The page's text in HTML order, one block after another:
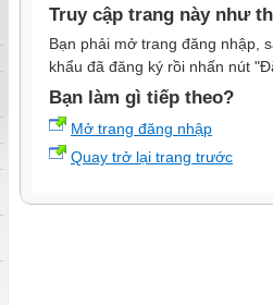
Truy cập trang này như
Bạn phải mở trang đăng nhập,
khẩu đã đăng ký rồi nhấn nút
Bạn làm gì tiếp theo?
Mở trang đăng nhập
Quay trở lại trang trước